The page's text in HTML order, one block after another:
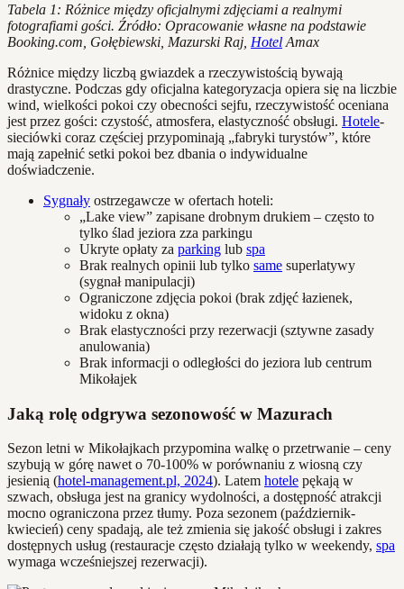
Tabela 1: Różnice między oficjalnymi zdjęciami a realnymi
fotografiami gości. Źródło: Opracowanie własne na podstawie
Booking.com, Gołębiewski, Mazurski Raj, Hotel Amax
Różnice między liczbą gwiazdek a rzeczywistością bywają
drastyczne. Podczas gdy oficjalna kategoryzacja opiera się na liczbie
wind, wielkości pokoi czy obecności sejfu, rzeczywistość oceniana
jest przez gości: czystość, atmosfera, elastyczność obsługi. Hotele-
sieciówki coraz częściej przypominają „fabryki turystów”, które
mają zapełnić setki pokoi bez dbania o indywidualne
doświadczenie.
Sygnały ostrzegawcze w ofertach hoteli:
„Lake view” zapisane drobnym drukiem – często to
tylko ślad jeziora zza parkingu
Ukryte opłaty za parking lub spa
Brak realnych opinii lub tylko same superlatywy
(sygnał manipulacji)
Ograniczone zdjęcia pokoi (brak zdjęć łazienek,
widoku z okna)
Brak elastyczności przy rezerwacji (sztywne zasady
anulowania)
Brak informacji o odległości do jeziora lub centrum
Mikołajek
Jaką rolę odgrywa sezonowość w Mazurach
Sezon letni w Mikołajkach przypomina walkę o przetrwanie – ceny
szybują w górę nawet o 70-100% w porównaniu z wiosną czy
jesienią (hotel-management.pl, 2024). Latem hotele pękają w
szwach, obsługa jest na granicy wydolności, a dostępność atrakcji
mocno ograniczona przez tłumy. Poza sezonem (październik-
kwiecień) ceny spadają, ale też zmienia się jakość obsługi i zakres
dostępnych usług (restauracje często działają tylko w weekendy, spa
wymaga wcześniejszej rezerwacji).